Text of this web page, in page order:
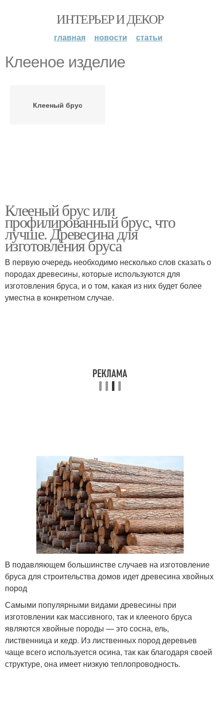
ИНТЕРЬЕР И ДЕКОР
главная новости статьи
Клееное изделие
Клееный брус
Клееный брус или
профилированный брус, что
лучше. Древесина для
изготовления бруса
В первую очередь необходимо несколько слов сказать о
породах древесины, которые используются для
изготовления бруса, и о том, какая из них будет более
уместна в конкретном случае.
В подавляющем большинстве случаев на изготовление
бруса для строительства домов идет древесина хвойных
пород
Самыми популярными видами древесины при
изготовлении как массивного, так и клееного бруса
являются хвойные породы — это сосна, ель,
лиственница и кедр. Из лиственных пород деревьев
чаще всего используется осина, так как благодаря своей
структуре, она имеет низкую теплопроводность.